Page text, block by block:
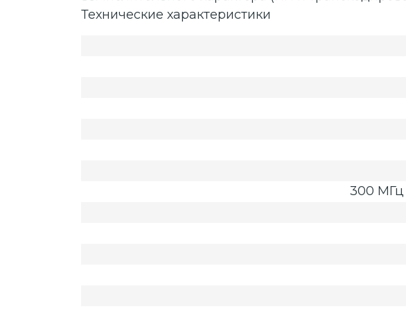
Технические характеристики
300 МГц